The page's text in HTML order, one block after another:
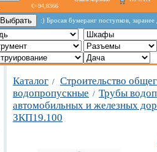
€=94,8366
:) Бросая бумеранг поступков,
Каталог / Строительство
водопропускные / Трубы
автомобильных и железных
ЗКП19.100